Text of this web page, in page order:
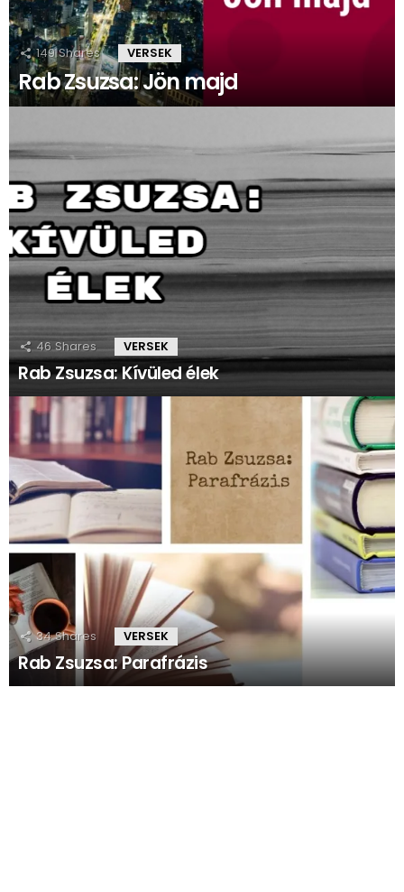
149 Shares VERSEK
Rab Zsuzsa: Jön majd
46 Shares VERSEK
Rab Zsuzsa: Kívüled élek
34 Shares VERSEK
Rab Zsuzsa: Parafrázis